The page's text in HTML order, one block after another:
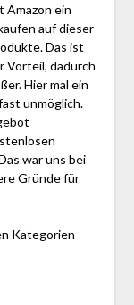
Amazon ein
auf dieser
Das ist
Vorteil, dadurch
Hier mal ein
unmöglich.
war uns bei
Gründe für
Kategorien